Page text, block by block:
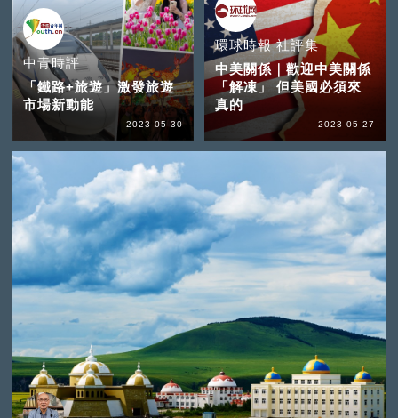
中青時評
「鐵路+旅遊」激發旅遊
市場新動能
2023-05-30
環球時報 社評集
中美關係｜歡迎中美關係
「解凍」 但美國必須來
真的
2023-05-27